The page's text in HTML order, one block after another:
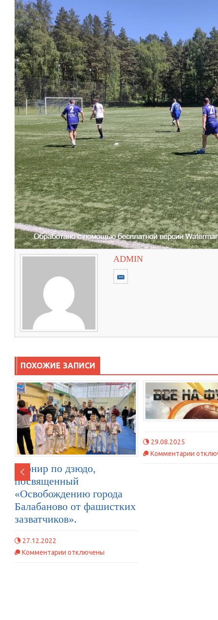
ADMIN
ПОХОЖИЕ ЗАПИСИ
Турнир по дзюдо,
посвященный
«Освобождению города
Балабаново от фашистких
зазватчиков».
27.12.2022
Комментарии котключены
29.08.2025
Комментарии к